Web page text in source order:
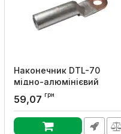
Наконечник DTL-70
мідно-алюмінієвий
кабельний, UEC
Артикул:
59,07 грн